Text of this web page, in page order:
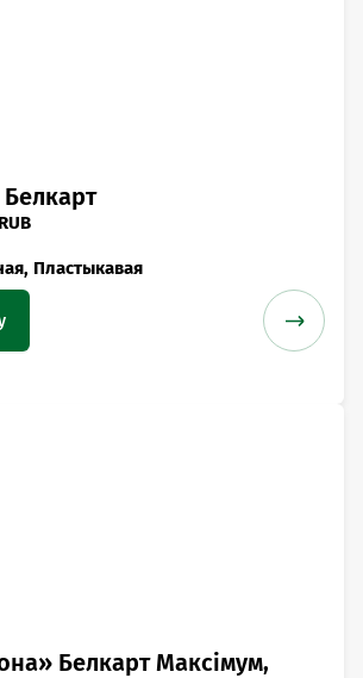
Пластыкавая
Белкарт Максімум,